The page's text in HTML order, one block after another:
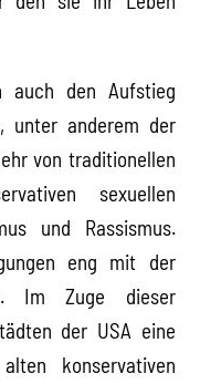
auch den Aufstieg
unter anderem der
von traditionellen
sexuellen
und Rassismus.
eng mit der
Im Zuge dieser
der USA eine
konservativen